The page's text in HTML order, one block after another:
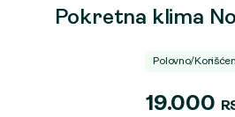
Pokretna klima
Polovno/
19.000